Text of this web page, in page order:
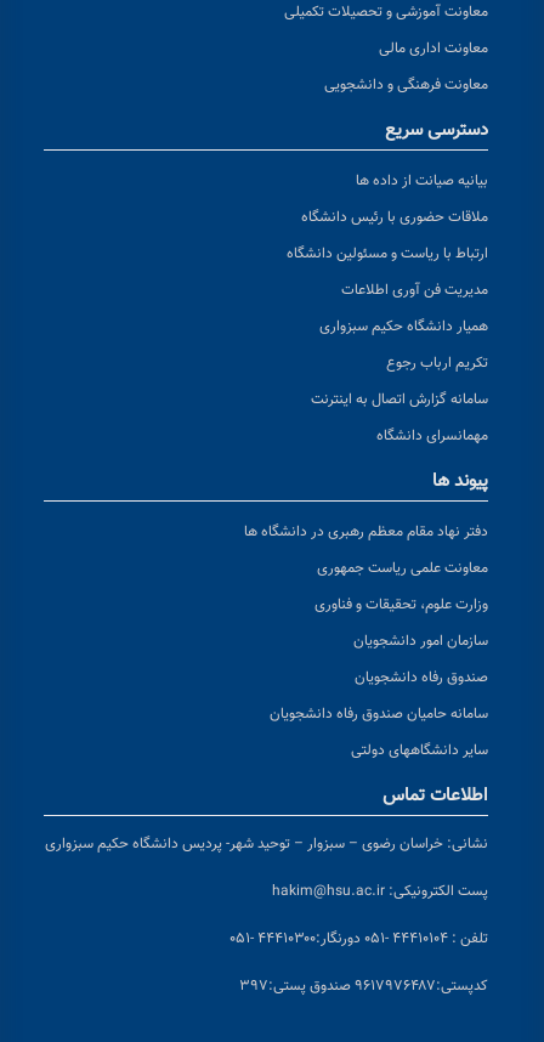
معاونت آموزشی و تحصیلات تکمیلی
معاونت اداری مالی
معاونت فرهنگی و دانشجویی
دسترسی سریع
بیانیه صیانت از داده ها
ملاقات حضوری با رئیس دانشگاه
ارتباط با ریاست و مسئولین دانشگاه
مدیریت فن آوری اطلاعات
همیار دانشگاه حکیم سبزواری
تکریم ارباب رجوع
سامانه گزارش اتصال به اینترنت
مهمانسرای دانشگاه
پیوند ها
دفتر نهاد مقام معظم رهبری در دانشگاه ها
معاونت علمی ریاست جمهوری
وزارت علوم، تحقیقات و فناوری
سازمان امور دانشجویان
صندوق رفاه دانشجویان
سامانه حامیان صندوق رفاه دانشجویان
سایر دانشگاههای دولتی
اطلاعات تماس
نشانی: خراسان رضوی – سبزوار – توحید شهر- پردیس دانشگاه حکیم سبزواری
پست الکترونیکی: hakim@hsu.ac.ir
تلفن : ۴۴۴۱۰۱۰۴ -۰۵۱ دورنگار:۴۴۴۱۰۳۰۰ -۰۵۱
کدپستی:۹۶۱۷۹۷۶۴۸۷ صندوق پستی:۳۹۷